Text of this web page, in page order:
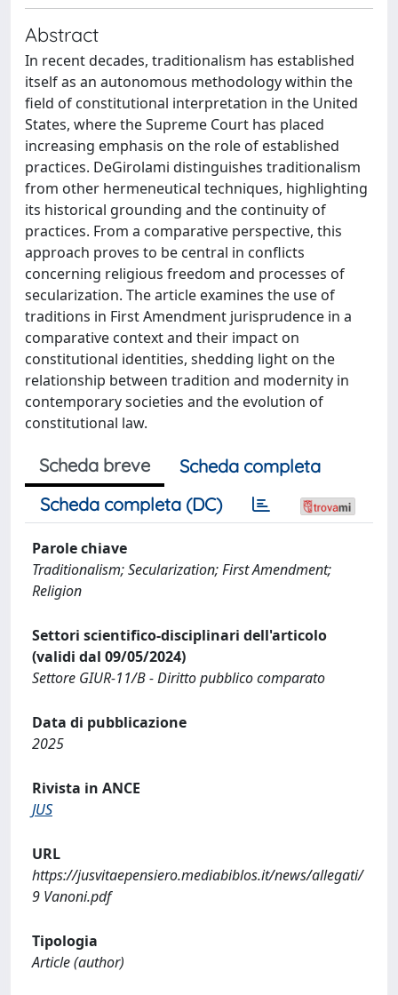
Abstract
In recent decades, traditionalism has established
itself as an autonomous methodology within the
field of constitutional interpretation in the United
States, where the Supreme Court has placed
increasing emphasis on the role of established
practices. DeGirolami distinguishes traditionalism
from other hermeneutical techniques, highlighting
its historical grounding and the continuity of
practices. From a comparative perspective, this
approach proves to be central in conflicts
concerning religious freedom and processes of
secularization. The article examines the use of
traditions in First Amendment jurisprudence in a
comparative context and their impact on
constitutional identities, shedding light on the
relationship between tradition and modernity in
contemporary societies and the evolution of
constitutional law.
Scheda breve
Scheda completa
Scheda completa (DC)
Parole chiave
Traditionalism; Secularization; First Amendment;
Religion
Settori scientifico-disciplinari dell'articolo
(validi dal 09/05/2024)
Settore GIUR-11/B - Diritto pubblico comparato
Data di pubblicazione
2025
Rivista in ANCE
JUS
URL
https://jusvitaepensiero.mediabiblos.it/news/allegati/
9 Vanoni.pdf
Tipologia
Article (author)